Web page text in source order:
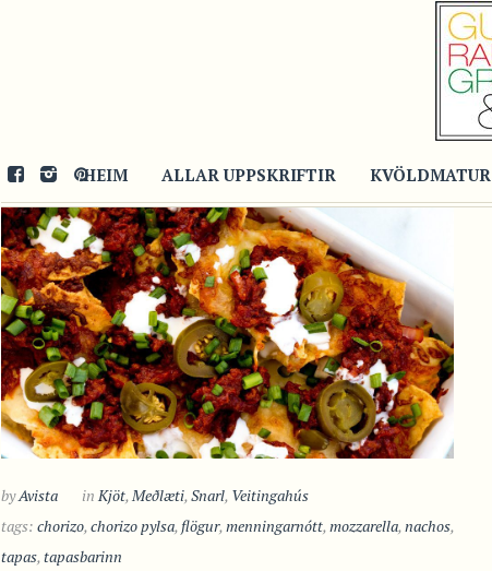
HEIM ALLAR UPPSKRIFTIR KVÖLDMATUR
byAvista in Kjöt, Meðlæti, Snarl, Veitingahús
tags: chorizo, chorizo pylsa, flögur, menningarnótt, mozzarella, nachos,
tapas, tapasbarinn